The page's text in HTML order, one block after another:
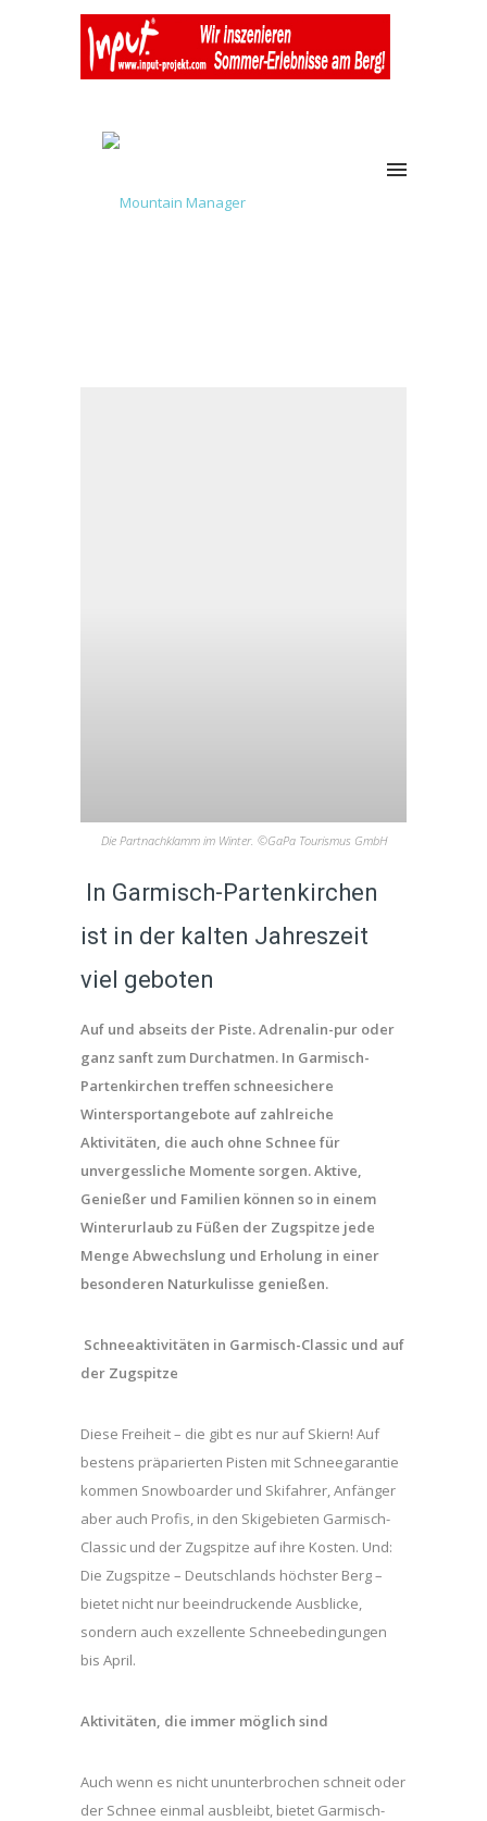
Die Partnachklamm im Winter. ©GaPa Tourismus GmbH
In Garmisch-Partenkirchen
ist in der kalten Jahreszeit
viel geboten
Auf und abseits der Piste. Adrenalin-pur oder
ganz sanft zum Durchatmen. In Garmisch-
Partenkirchen treffen schneesichere
Wintersportangebote auf zahlreiche
Aktivitäten, die auch ohne Schnee für
unvergessliche Momente sorgen. Aktive,
Genießer und Familien können so in einem
Winterurlaub zu Füßen der Zugspitze jede
Menge Abwechslung und Erholung in einer
besonderen Naturkulisse genießen.
Schneeaktivitäten in Garmisch-Classic und auf
der Zugspitze
Diese Freiheit – die gibt es nur auf Skiern! Auf
bestens präparierten Pisten mit Schneegarantie
kommen Snowboarder und Skifahrer, Anfänger
aber auch Profis, in den Skigebieten Garmisch-
Classic und der Zugspitze auf ihre Kosten. Und:
Die Zugspitze – Deutschlands höchster Berg –
bietet nicht nur beeindruckende Ausblicke,
sondern auch exzellente Schneebedingungen
bis April.
Aktivitäten, die immer möglich sind
Auch wenn es nicht ununterbrochen schneit oder
der Schnee einmal ausbleibt, bietet Garmisch-